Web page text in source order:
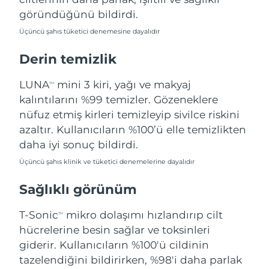
göründüğünü bildirdi.
Üçüncü şahıs tüketici denemesine dayalıdır
Derin temizlik
LUNATM
mini 3 kiri, yağı ve makyaj
kalıntılarını %99 temizler. Gözeneklere
nüfuz etmiş kirleri temizleyip sivilce riskini
azaltır. Kullanıcıların %100’ü elle temizlikten
daha iyi sonuç bildirdi.
Üçüncü şahıs klinik ve tüketici denemelerine dayalıdır
Sağlıklı görünüm
T-SonicTM
mikro dolaşımı hızlandırıp cilt
hücrelerine besin sağlar ve toksinleri
giderir. Kullanıcıların %100'ü cildinin
tazelendiğini bildirirken, %98'i daha parlak
Filipinler
Porto Riko Tahmini teslim tarihi
Katar Tahmini teslim tarihi8/11/26
Reunion
Romanya
Rusya Tahmini teslim tarihi
Suudi Arabistan
Singapur Tahmini teslim tarihi8/12/26